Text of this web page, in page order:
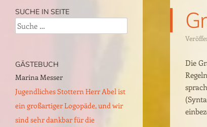
Rheydt
Therapiebereiche
Gästebuch
Anmeldung und Verordnung
Logopädie – Blog aus unserem Alltag
Die
SUCHE IN SEITE
Suche
GÄSTEBUCH
Marina Messer
Jugendliches Stottern Herr Abel ist
ein großartiger Logopäde, und wir
sind sehr dankbar für die
W.Detzner
Dysphonie, Recurrenzparese und
Schluckstörung Wir, meine Gattin
Karin und ich suchten nach einer